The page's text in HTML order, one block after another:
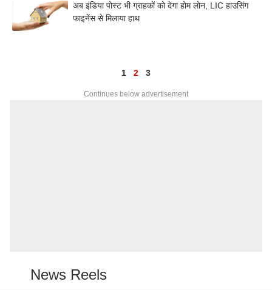
अब इंडिया पोस्ट भी ग्राहकों को देगा होम लोन, LIC हाउसिंग
फाइनेंस से मिलाया हाथ
1 2 3
Continues below advertisement
News Reels